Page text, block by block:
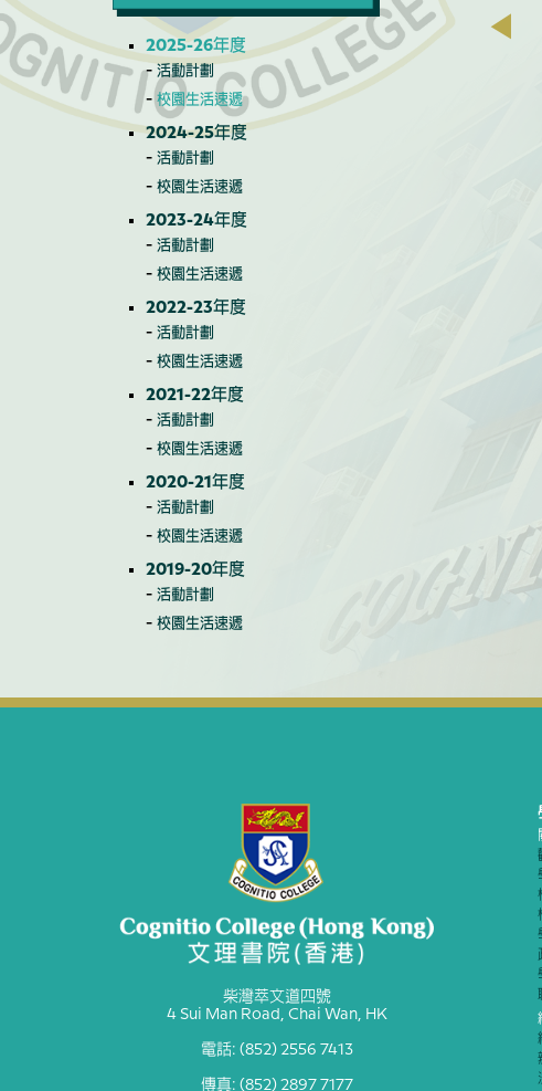
2025-26年度
活動計劃
校園生活速遞
2024-25年度
活動計劃
校園生活速遞
2023-24年度
活動計劃
校園生活速遞
2022-23年度
活動計劃
校園生活速遞
2021-22年度
活動計劃
校園生活速遞
2020-21年度
活動計劃
校園生活速遞
2019-20年度
活動計劃
校園生活速遞
柴灣萃文道四號
4 Sui Man Road, Chai Wan, HK
電話: (852) 2556 7413
傳真: (852) 2897 7177